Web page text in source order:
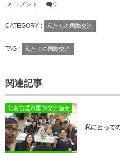
コメント 0
CATEGORY : 私たちの国際交流
TAG : 私たちの国際交流
関連記事
北名古屋市国際交流協会
私にとって